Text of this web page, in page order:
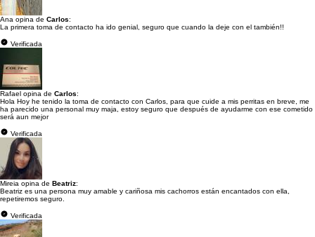
Ana opina de Carlos:
La primera toma de contacto ha ido genial, seguro que cuando la deje con el también!!
Verificada
Rafael opina de Carlos:
Hola Hoy he tenido la toma de contacto con Carlos, para que cuide a mis perritas en breve, me
ha parecido una personal muy maja, estoy seguro que después de ayudarme con ese cometido
será aun mejor
Verificada
Mireia opina de Beatriz:
Beatriz es una persona muy amable y cariñosa mis cachorros están encantados con ella,
repetiremos seguro.
Verificada